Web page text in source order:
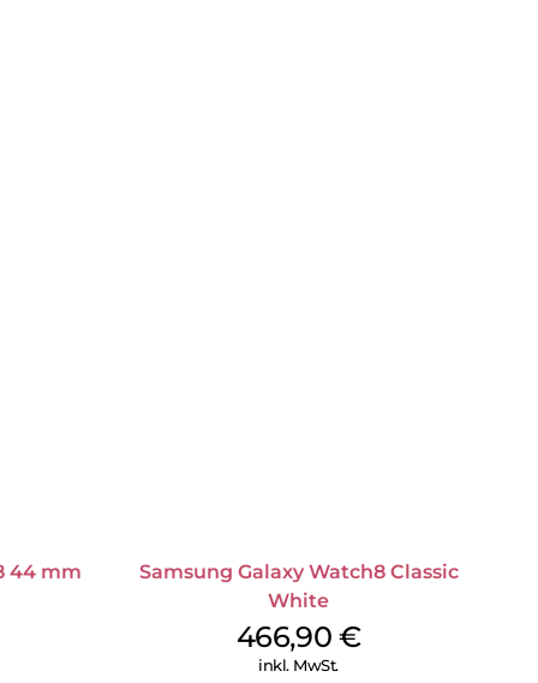
44 mm
Samsung Galaxy Watch8 Classic
White
466,90 €
inkl. MwSt.